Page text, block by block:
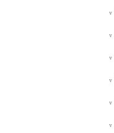
v
v
v
v
v
v